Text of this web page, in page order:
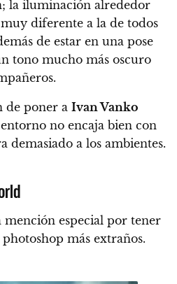
la iluminación alrededor
diferente a la de todos
de estar en una pose
tono mucho más oscuro
de poner a Ivan Vanko
no encaja bien con
demasiado a los ambientes.
mención especial por tener
más extraños.